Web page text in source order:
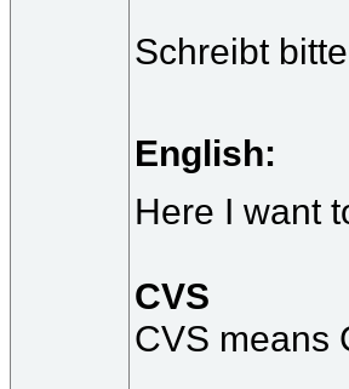
Schreibt
English:
Here I want
CVS
CVS means